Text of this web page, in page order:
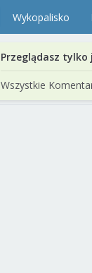
Wykopalisko
Przeglądasz tylko
Wszystkie